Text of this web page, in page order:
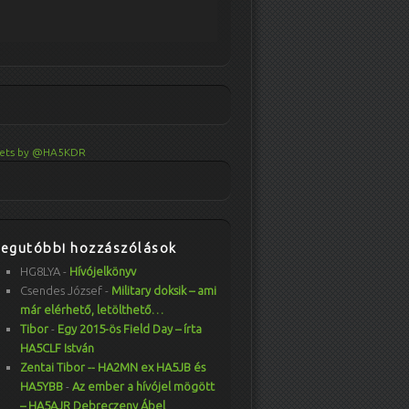
by @HA5KDR
hozzászólások
HG8LYA - Hívójelkönyv
Csendes József - Military doksik – ami
már elérhető, letölthető…
Tibor - Egy 2015-ös Field Day – írta
HA5CLF István
Zentai Tibor -- HA2MN ex HA5JB és
HA5YBB - Az ember a hívójel mögött
– HA5AJR Debreczeny Ábel